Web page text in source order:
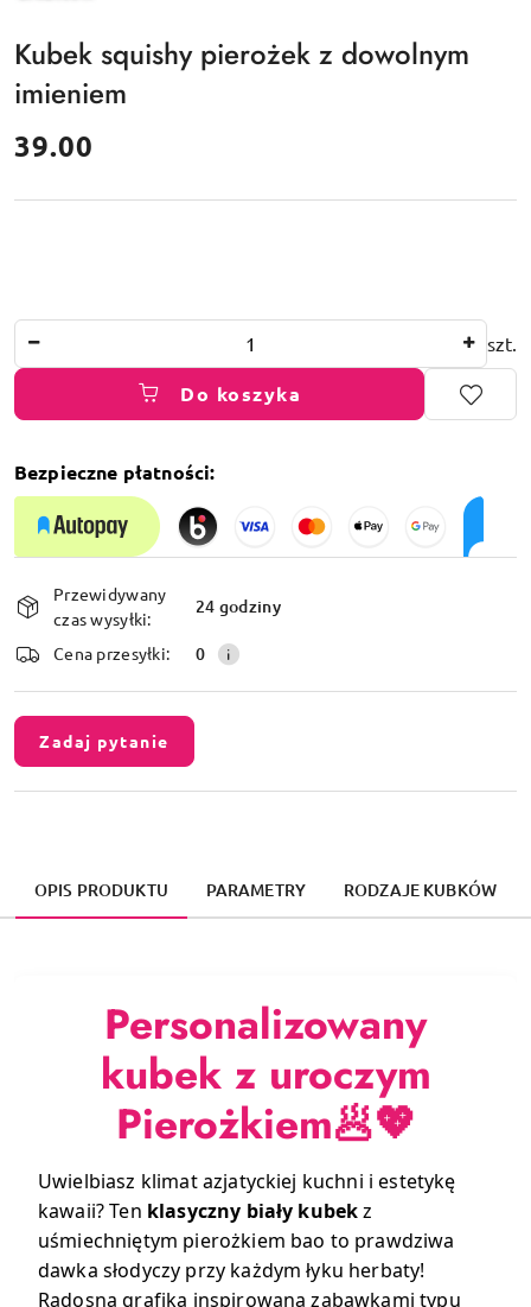
Kubek squishy pierożek z dowolnym
imieniem
cena:
39.00
szt.
Do koszyka
Bezpieczne płatności:
Dostępność
i
dostawa
Przewidywany
czas wysyłki:
24 godziny
Cena przesyłki: 0
Zadaj pytanie
OPIS PRODUKTU PARAMETRY RODZAJE KUBKÓW
Personalizowany
kubek z uroczym
Pierożkiem🥟💖
Uwielbiasz klimat azjatyckiej kuchni i estetykę
kawaii? Ten klasyczny biały kubekz
uśmiechniętym pierożkiem bao to prawdziwa
dawka słodyczy przy każdym łyku herbaty!
Radosna grafika inspirowana zabawkami typu